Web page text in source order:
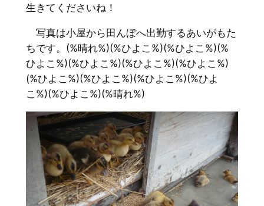
生きてくださいね！
写真は小屋から田んぼへ出勤するあいがもた
ちです。(%晴れ%)(%ひよこ%)(%ひよこ%)(%
ひよこ%)(%ひよこ%)(%ひよこ%)(%ひよこ%)
(%ひよこ%)(%ひよこ%)(%ひよこ%)(%ひよ
こ%)(%ひよこ%)(%晴れ%)